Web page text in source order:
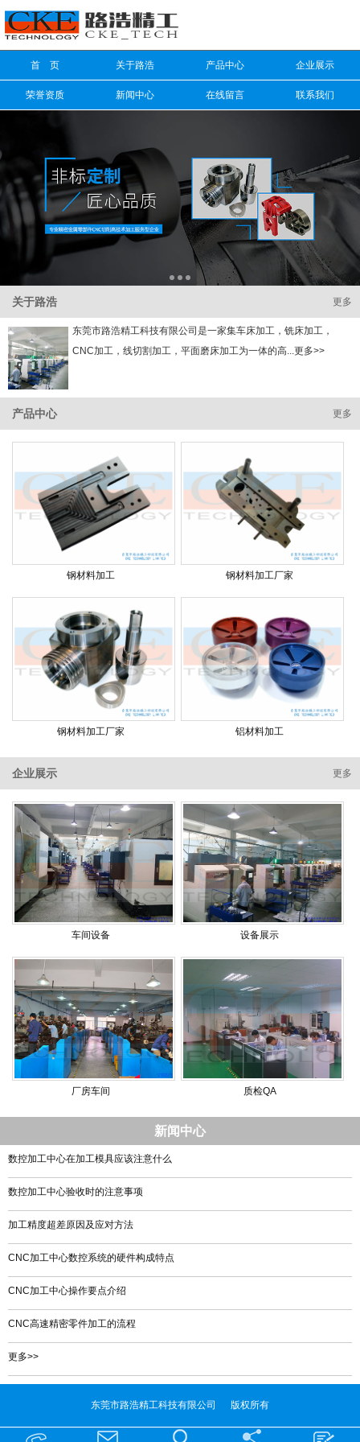
首 页 关于路浩 产品中心 企业展示
荣誉资质 新闻中心 在线留言 联系我们
更多
关于路浩
东莞市路浩精工科技有限公司是一家集车床加工，铣床加工，
CNC加工，线切割加工，平面磨床加工为一体的高...更多>>
更多
产品中心
钢材料加工 钢材料加工厂家
钢材料加工厂家 铝材料加工
更多
企业展示
车间设备 设备展示
厂房车间 质检QA
新闻中心
数控加工中心在加工模具应该注意什么
数控加工中心验收时的注意事项
加工精度超差原因及应对方法
CNC加工中心数控系统的硬件构成特点
CNC加工中心操作要点介绍
CNC高速精密零件加工的流程
更多>>
东莞市路浩精工科技有限公司 版权所有
信息搜索